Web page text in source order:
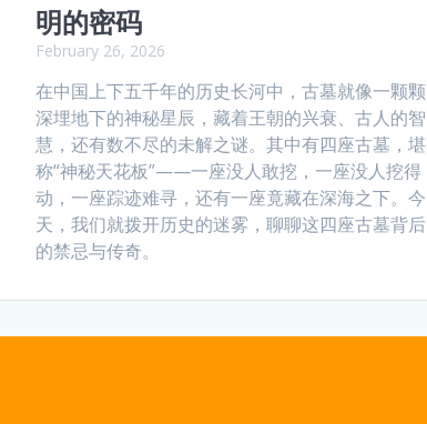
明的密码
February 26, 2026
在中国上下五千年的历史长河中，古墓就像一颗颗
深埋地下的神秘星辰，藏着王朝的兴衰、古人的智
慧，还有数不尽的未解之谜。其中有四座古墓，堪
称“神秘天花板”——一座没人敢挖，一座没人挖得
动，一座踪迹难寻，还有一座竟藏在深海之下。今
天，我们就拨开历史的迷雾，聊聊这四座古墓背后
的禁忌与传奇。